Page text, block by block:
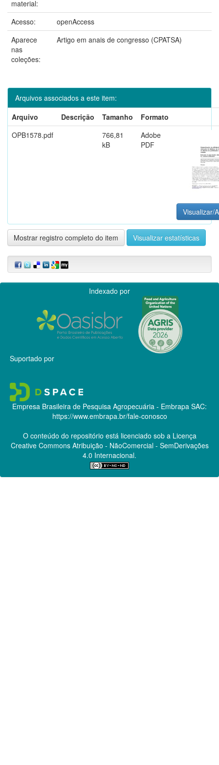
material:
Acesso:
openAccess
Aparece
nas
coleções:
Artigo em anais de congresso (CPATSA)
Arquivos associados a este item:
Arquivo
Descrição Tamanho
Formato
OPB1578.pdf
766,81
kB
Adobe
PDF
Visualizar/
Mostrar registro completo do item Visualizar estatísticas
Indexado por
Suportado por
Empresa Brasileira de Pesquisa Agropecuária - Embrapa SAC:
https://www.embrapa.br/fale-conosco
O conteúdo do repositório está licenciado sob a Licença
Creative CommonsAtribuição - NãoComercial - SemDerivações
4.0 Internacional.